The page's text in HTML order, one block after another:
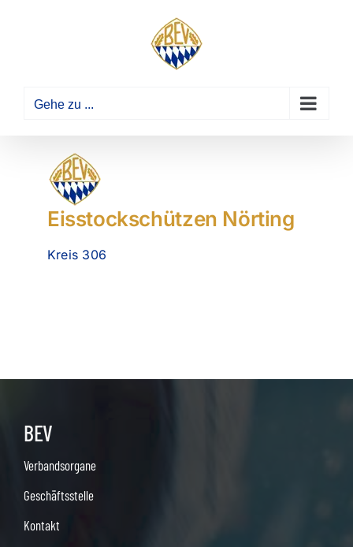
Gehe zu ...
Eisstockschützen Nörting
Kreis 306
BEV
Verbandsorgane
Geschäftsstelle
Kontakt